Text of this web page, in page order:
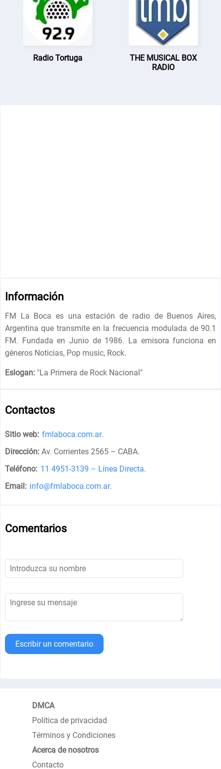
Radio Tortuga
THE MUSICAL BOX
RADIO
Información
FM La Boca es una estación de radio de Buenos Aires,
Argentina que transmite en la frecuencia modulada de 90.1
FM. Fundada en Junio de 1986. La emisora funciona en
géneros Noticias, Pop music, Rock.
Eslogan: "La Primera de Rock Nacional"
Contactos
Sitio web: fmlaboca.com.ar.
Dirección: Av. Corrientes 2565 – CABA.
Teléfono: 11 4951-3139 – Línea Directa.
Email: info@fmlaboca.com.ar.
Comentarios
Escribir un comentario
DMCA
Política de privacidad
Términos y Condiciones
Acerca de nosotros
Contacto